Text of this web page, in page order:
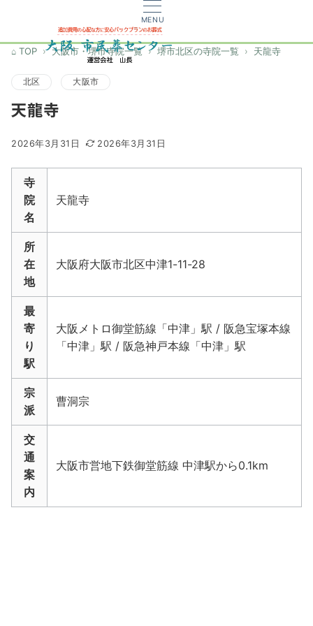
MENU
TOP 大阪市・堺市寺院一覧 堺市北区の寺院一覧 天龍寺
北区 大阪市
天龍寺
2026年3月31日 2026年3月31日
寺
院
名
天龍寺
所
在
地
大阪府大阪市北区中津1-11-28
最
寄
り
駅
大阪メトロ御堂筋線「中津」駅 / 阪急宝塚本線
「中津」駅 / 阪急神戸本線「中津」駅
宗
派
曹洞宗
交
通
案
内
大阪市営地下鉄御堂筋線 中津駅から0.1km